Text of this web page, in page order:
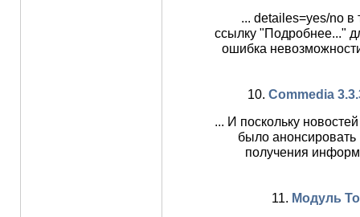
... detailes=yes/no в
ссылку "Подробнее..."
ошибка
10. Commedia
... И поскольку
было анонсировать
получения
11. Модуль